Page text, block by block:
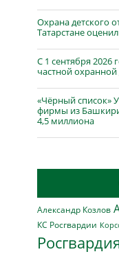
Охрана детского
Татарстане
С 1 сентября 2026
частной охранной
«Чёрный список»
фирмы из
4,5 миллиона
Александр Козлов
КС Росгвардии